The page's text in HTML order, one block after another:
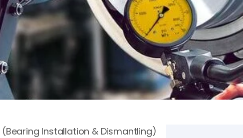
Installation & Dismantling)